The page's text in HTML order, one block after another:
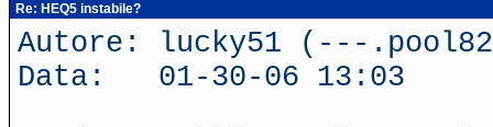
Re: HEQ5 instabile?
Autore: lucky51 (---
Data: 01-30-06 13:03